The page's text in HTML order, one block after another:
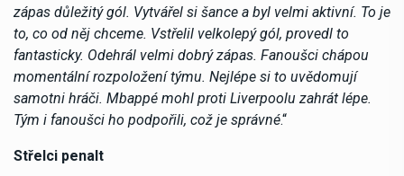
zápas důležitý gól. Vytvářel si šance a byl velmi aktivní. To je
to, co od něj chceme. Vstřelil velkolepý gól, provedl to
fantasticky. Odehrál velmi dobrý zápas. Fanoušci chápou
momentální rozpoložení týmu. Nejlépe si to uvědomují
samotni hráči. Mbappé mohl proti Liverpoolu zahrát lépe.
Tým i fanoušci ho podpořili, což je správné.“
Střelci penalt